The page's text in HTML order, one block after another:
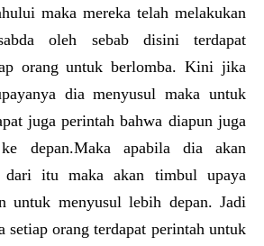
maka mereka telah melakukan
oleh sebab disini terdapat
orang untuk berlomba. Kini jika
dia menyusul maka untuk
juga perintah bahwa diapun juga
depan.Maka apabila dia akan
dari itu maka akan timbul upaya
untuk menyusul lebih depan. Jadi
setiap orang terdapat perintah untuk